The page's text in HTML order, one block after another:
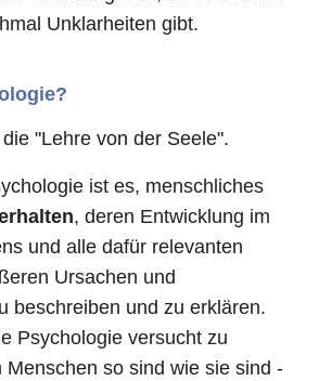
Unklarheiten gibt.
"Lehre von der Seele".
ist es, menschliches
, deren Entwicklung im
und alle dafür relevanten
Ursachen und
beschreiben und zu erklären.
Psychologie versucht zu
Menschen so sind wie sie sind -